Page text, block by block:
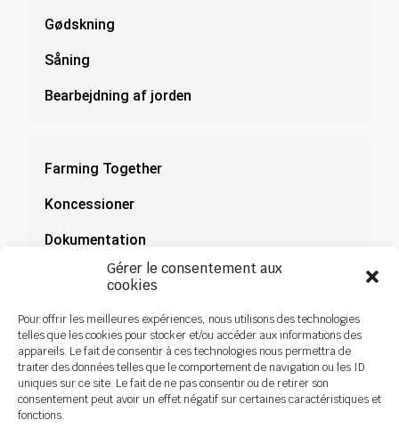
Gérer le consentement aux
cookies
Pour offrir les meilleures expériences, nous utilisons des technologies
telles que les cookies pour stocker et/ou accéder aux informations des
appareils. Le fait de consentir à ces technologies nous permettra de
traiter des données telles que le comportement de navigation ou les ID
uniques sur ce site. Le fait de ne pas consentir ou de retirer son
consentement peut avoir un effet négatif sur certaines caractéristiques et
fonctions.
Gødskning
Såning
Bearbejdning af jorden
Farming Together
Koncessioner
Dokumentation